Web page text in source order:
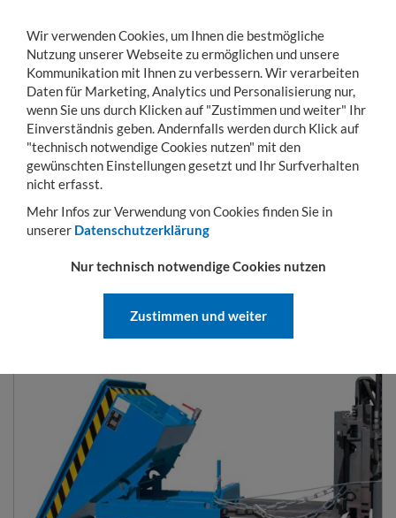
Toggle
navigation
MENÜ KONTO WARENKORB
Sie sind hier: Hubgeräte Sammelbehälter
KIPPBEHÄLTER TYP EXPO-E
Wir verwenden Cookies, um Ihnen die bestmögliche
Nutzung unserer Webseite zu ermöglichen und unsere
Kommunikation mit Ihnen zu verbessern. Wir verarbeiten
Daten für Marketing, Analytics und Personalisierung nur,
wenn Sie uns durch Klicken auf "Zustimmen und weiter" Ihr
Einverständnis geben. Andernfalls werden durch Klick auf
"technisch notwendige Cookies nutzen" mit den
gewünschten Einstellungen gesetzt und Ihr Surfverhalten
nicht erfasst.
Mehr Infos zur Verwendung von Cookies finden Sie in
unserer Datenschutzerklärung
Nur technisch notwendige Cookies nutzen
Zustimmen und weiter